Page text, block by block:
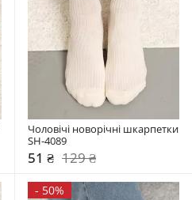
Чоловічі новорічні шкарпетки
SH-4089
51 ₴ 129 ₴
- 50%